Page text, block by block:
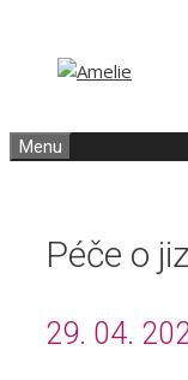
obsah
obsah
Menu
Péče o
29. 04.